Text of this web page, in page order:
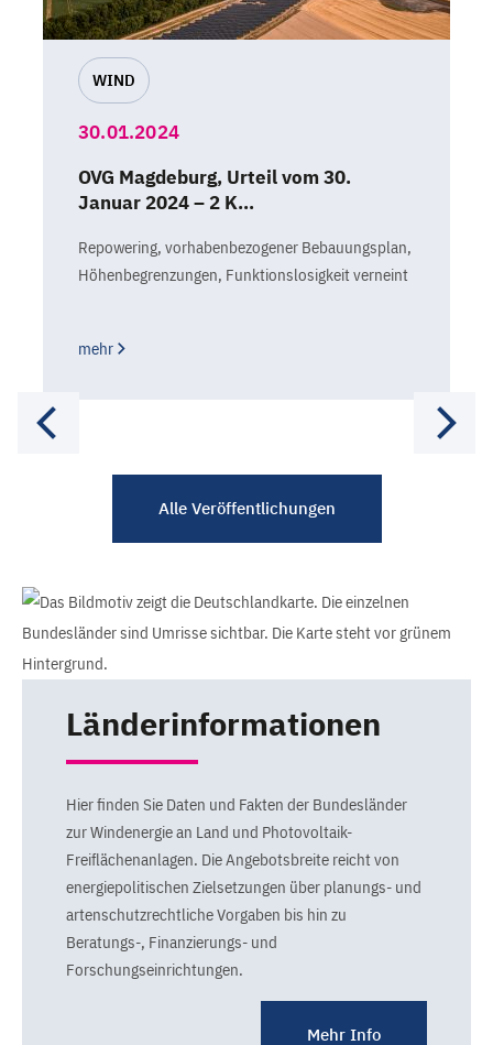
WIND
30.01.2024
OVG Magdeburg, Urteil vom 30.
Januar 2024 – 2 K…
Repowering, vorhabenbezogener Bebauungsplan,
Höhenbegrenzungen, Funktionslosigkeit verneint
mehr
Alle Veröffentlichungen
Länderinformationen
Hier finden Sie Daten und Fakten der Bundesländer
zur Windenergie an Land und Photovoltaik-
Freiflächenanlagen. Die Angebotsbreite reicht von
energiepolitischen Zielsetzungen über planungs- und
artenschutzrechtliche Vorgaben bis hin zu
Beratungs-, Finanzierungs- und
Forschungseinrichtungen.
Mehr Info